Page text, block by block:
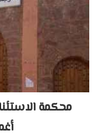
محكمة